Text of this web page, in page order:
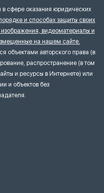
в сфере оказания юридических
и способах защиты своих
изображения, видеоматериалы и
на нашем сайте.
объектами авторского права (в
распространение (в том
и ресурсы в Интернете) или
и объектов без